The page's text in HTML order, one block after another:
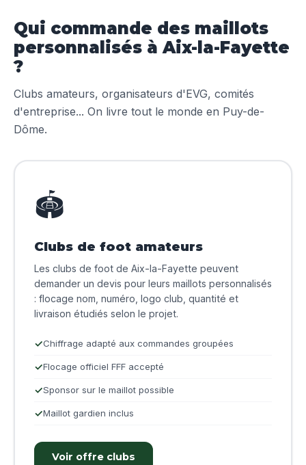
Qui commande des maillots
personnalisés à Aix-la-Fayette
?
Clubs amateurs, organisateurs d'EVG, comités
d'entreprise... On livre tout le monde en Puy-de-
Dôme.
🏟️
Clubs de foot amateurs
Les clubs de foot de Aix-la-Fayette peuvent
demander un devis pour leurs maillots personnalisés
: flocage nom, numéro, logo club, quantité et
livraison étudiés selon le projet.
Chiffrage adapté aux commandes groupées
Flocage officiel FFF accepté
Sponsor sur le maillot possible
Maillot gardien inclus
Voir offre clubs